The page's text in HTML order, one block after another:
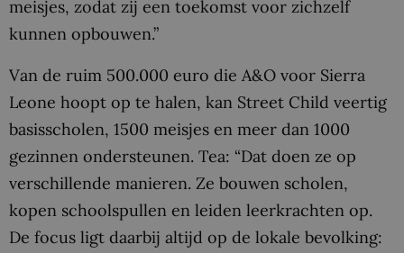
meisjes, zodat zij een toekomst voor zichzelf
kunnen opbouwen.”
Van de ruim 500.000 euro die A&O voor Sierra
Leone hoopt op te halen, kan Street Child veertig
basisscholen, 1500 meisjes en meer dan 1000
gezinnen ondersteunen. Tea: “Dat doen ze op
verschillende manieren. Ze bouwen scholen,
kopen schoolspullen en leiden leerkrachten op.
De focus ligt daarbij altijd op de lokale bevolking: